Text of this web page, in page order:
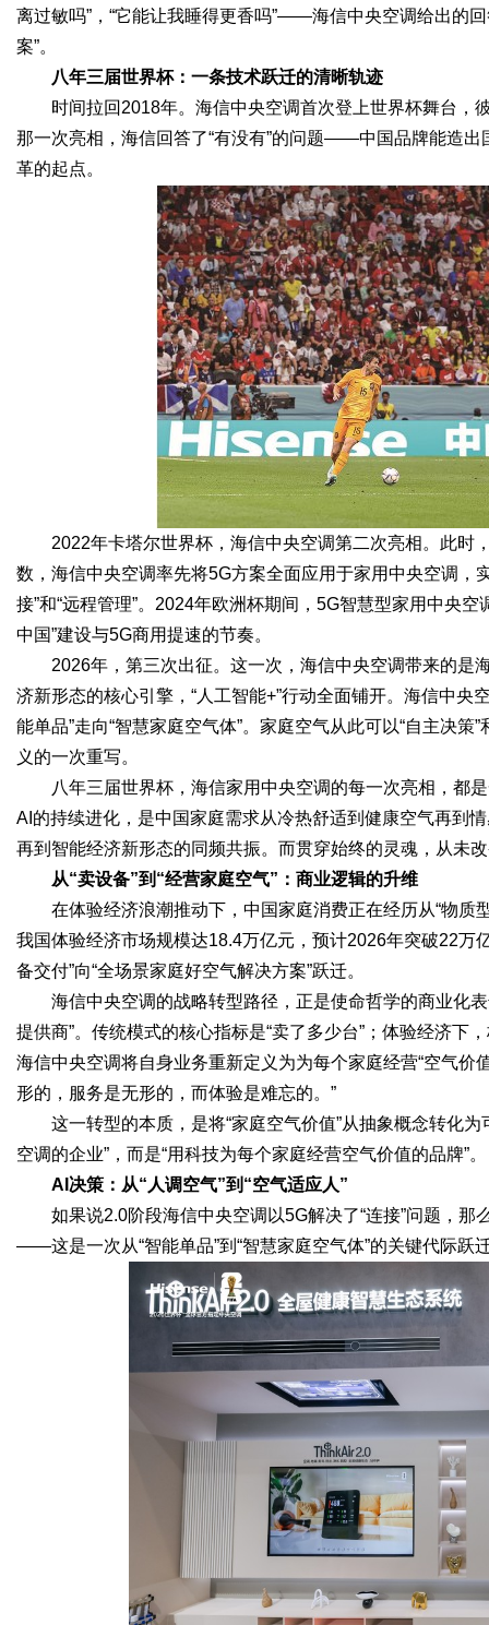
离过敏吗”，“它能让我睡得更香吗”——海信中央空调给出的
案”。
八年三届世界杯：一条技术跃迁的清晰轨迹
时间拉回2018年。海信中央空调首次登上世界杯舞台，
那一次亮相，海信回答了“有没有”的问题——中国品牌能造
革的起点。
2022年卡塔尔世界杯，海信中央空调第二次亮相。此时
数，海信中央空调率先将5G方案全面应用于家用中央空调，
接”和“远程管理”。2024年欧洲杯期间，5G智慧型家用中央
中国”建设与5G商用提速的节奏。
2026年，第三次出征。这一次，海信中央空调带来的是
济新形态的核心引擎，“人工智能+”行动全面铺开。海信中央
能单品”走向“智慧家庭空气体”。家庭空气从此可以“自主决策
义的一次重写。
八年三届世界杯，海信家用中央空调的每一次亮相，都
AI的持续进化，是中国家庭需求从冷热舒适到健康空气再到
再到智能经济新形态的同频共振。而贯穿始终的灵魂，从未
从“卖设备”到“经营家庭空气”：商业逻辑的升维
在体验经济浪潮推动下，中国家庭消费正在经历从“物质
我国体验经济市场规模达18.4万亿元，预计2026年突破22万
备交付”向“全场景家庭好空气解决方案”跃迁。
海信中央空调的战略转型路径，正是使命哲学的商业化
提供商”。传统模式的核心指标是“卖了多少台”；体验经济下
海信中央空调将自身业务重新定义为为每个家庭经营“空气价
形的，服务是无形的，而体验是难忘的。”
这一转型的本质，是将“家庭空气价值”从抽象概念转化
空调的企业”，而是“用科技为每个家庭经营空气价值的品牌”。
AI决策：从“人调空气”到“空气适应人”
如果说2.0阶段海信中央空调以5G解决了“连接”问题，那
——这是一次从“智能单品”到“智慧家庭空气体”的关键代际跃